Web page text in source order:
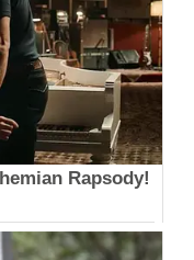
Rapsody!